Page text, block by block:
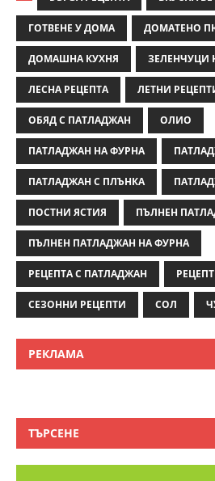
ГОТВЕНЕ У ДОМА ДОМАТЕНО
ДОМАШНА КУХНЯ ЗЕЛЕНЧУЦИ
ЛЕСНА РЕЦЕПТА ЛЕТНИ
ОБЯД С ПАТЛАДЖАН ОЛИО
ПАТЛАДЖАН НА ФУРНА
ПАТЛАДЖАН С ПЛЪНКА
ПОСТНИ ЯСТИЯ ПЪЛНЕН
ПЪЛНЕН ПАТЛАДЖАН НА ФУРНА
РЕЦЕПТА С ПАТЛАДЖАН
СЕЗОННИ РЕЦЕПТИ СОЛ
РЕКЛАМА
ТЪРСЕНЕ